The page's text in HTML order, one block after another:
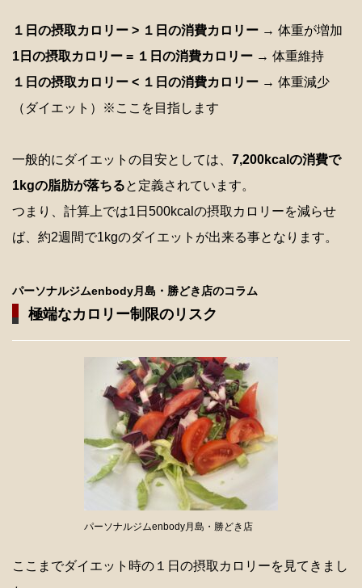
１日の摂取カロリー > １日の消費カロリー → 体重が増加
1日の摂取カロリー = １日の消費カロリー → 体重維持
１日の摂取カロリー < １日の消費カロリー → 体重減少
（ダイエット）※ここを目指します
一般的にダイエットの目安としては、 7,200kcalの消費で
1kgの脂肪が落ちると定義されています。
つまり、計算上では1日500kcalの摂取カロリーを減らせ
ば、約2週間で1kgのダイエットが出来る事となります。
パーソナルジムenbody月島・勝どき店のコラム
極端なカロリー制限のリスク
パーソナルジムenbody月島・勝どき店
ここまでダイエット時の１日の摂取カロリーを見てきまし